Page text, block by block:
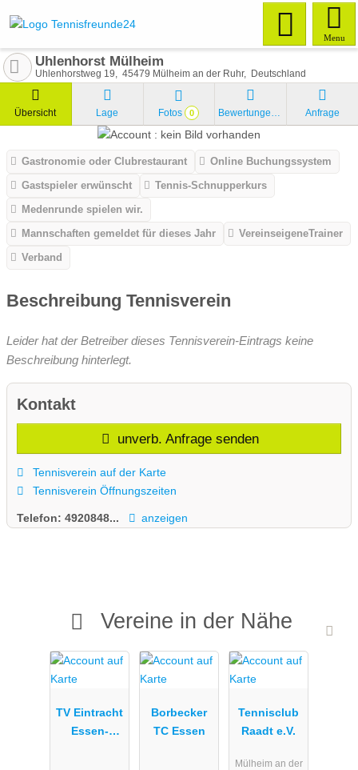
Menu
Uhlenhorst Mülheim
Uhlenhorstweg 19 45479 Mülheim an der Ruhr Deutschland
Übersicht Lage Fotos 0 Bewertungen Anfrage
Gastronomie oder Clubrestaurant
Online Buchungssystem
Gastspieler erwünscht
Tennis-Schnupperkurs
Medenrunde spielen wir.
Mannschaften gemeldet für dieses Jahr
VereinseigeneTrainer
Verband
Beschreibung Tennisverein
Leider hat der Betreiber dieses Tennisverein-Eintrags keine
Beschreibung hinterlegt.
Kontakt
unverb. Anfrage senden
Tennisverein auf der Karte
Tennisverein Öffnungszeiten
Telefon: 4920848... anzeigen
Vereine in der Nähe
TV Eintracht
Essen-
Borbecker
TC Essen
Tennisclub
Raadt e.V.
Mülheim an der